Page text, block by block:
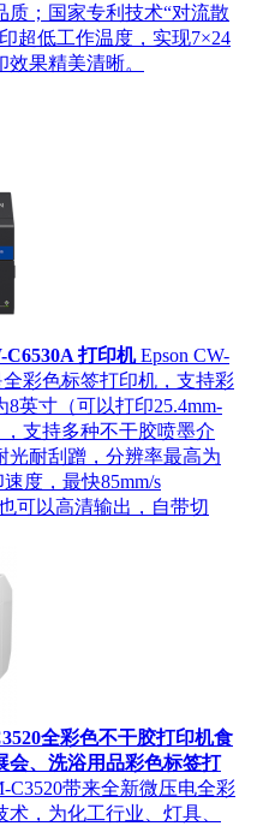
质；国家专利技术“对流散
超低工作温度，实现7×24
果精美清晰。
C6530A 打印机 Epson CW-
彩色标签打印机，支持彩
英寸（可以打印25.4mm-
，支持多种不干胶喷墨介
光耐刮蹭，分辨率最高为
度，最快85mm/s
可以高清输出，自带切
全彩色不干胶打印机食
会、洗浴用品彩色标签打
C3520带来全新微压电全彩
，为化工行业、灯具、